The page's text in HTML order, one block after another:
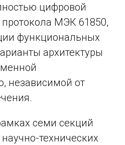
цифровой
МЭК 61850,
функциональных
архитектуры
независимой от
семи секций
технических